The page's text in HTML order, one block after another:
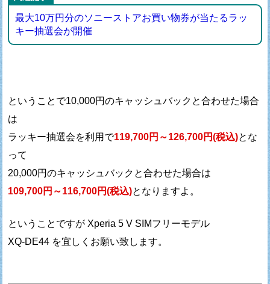
最大10万円分のソニーストアお買い物券が当たるラッ
キー抽選会が開催
ということで10,000円のキャッシュバックと合わせた場合
は
ラッキー抽選会を利用で119,700円～126,700円(税込)とな
って
20,000円のキャッシュバックと合わせた場合は
109,700円～116,700円(税込)となりますよ。
ということですが Xperia 5 V SIMフリーモデル
XQ-DE44 を宜しくお願い致します。